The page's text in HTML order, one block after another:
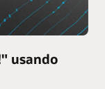
usando